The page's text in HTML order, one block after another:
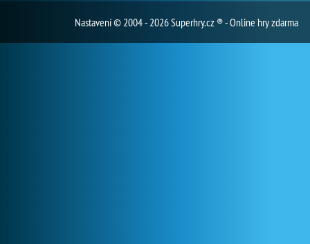
Nastavení© 2004 - 2026 Superhry.cz ® - Online hry zdarma